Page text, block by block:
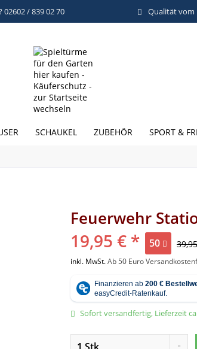
02602 / 839 02 70 Qualität vom
SCHAUKEL ZUBEHÖR SPORT &
Feuerwehr
19,95 € * 50
inkl. MwSt.Ab 50 Euro
Sofort versandfertig, Lieferzeit